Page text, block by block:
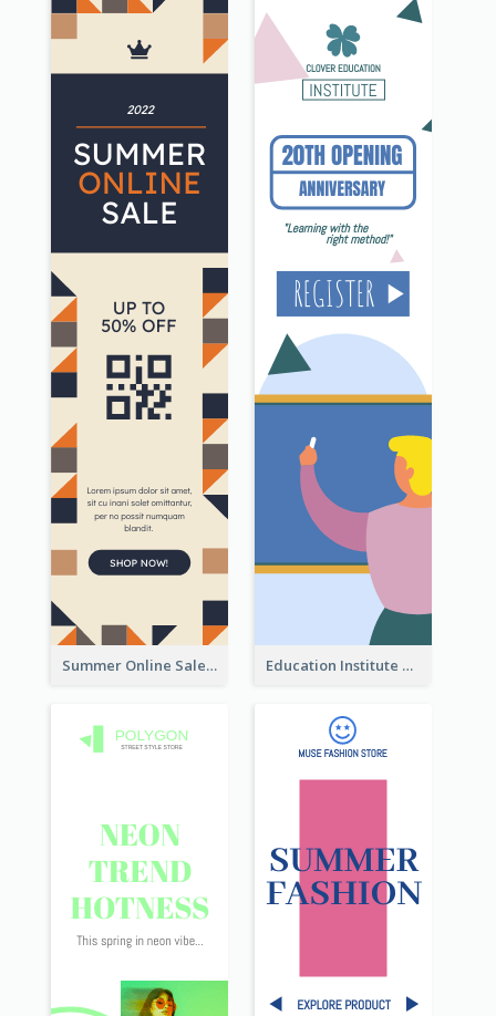
Summer Online Sale Skyscraper Banner Education Institute Registration Wide Skyscraper Banner